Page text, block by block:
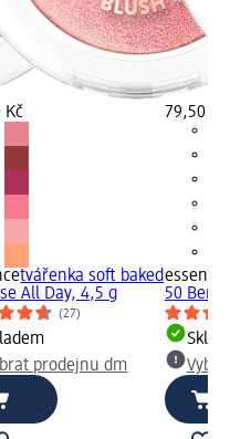
Kč
tvářenka soft baked
All Day, 4,5 g
(27)
prodejnu dm
79,50 Kč
essence
50